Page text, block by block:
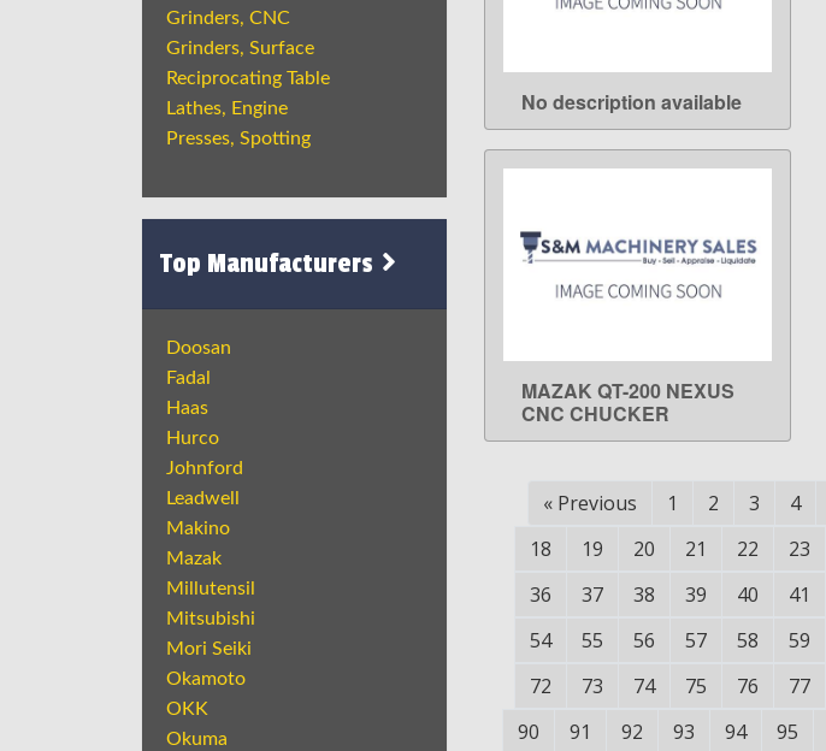
Grinders, CNC
Grinders, Surface
Reciprocating Table
Lathes, Engine
Presses, Spotting
Top Manufacturers
Doosan
Fadal
Haas
Hurco
Johnford
Leadwell
Makino
Mazak
Millutensil
Mitsubishi
Mori Seiki
Okamoto
OKK
Okuma
LEARN MORE
No description available
LEARN MORE
MAZAK QT-200 NEXUS
CNC CHUCKER
« Previous 1 2 3 4
18
19 20 21 22 23
36
37 38 39 40 41
54
55 56 57 58 59
72
73 74 75 76 77
90
91 92 93 94 95